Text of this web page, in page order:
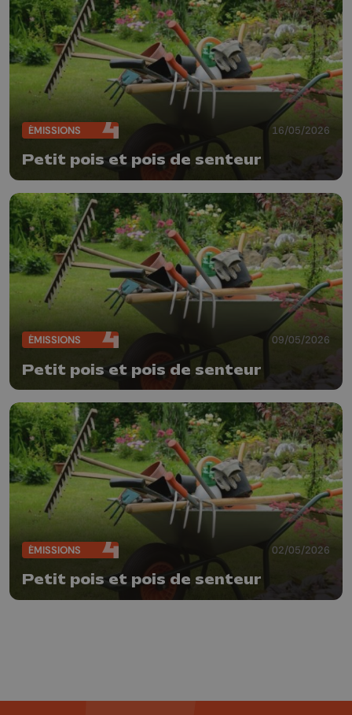
ÉMISSIONS 16/05/2026
Petit pois et pois de senteur
ÉMISSIONS 09/05/2026
Petit pois et pois de senteur
ÉMISSIONS 02/05/2026
Petit pois et pois de senteur